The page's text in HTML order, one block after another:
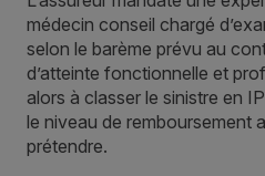
médecin conseil chargé
selon le barème prévu au
d’atteinte fonctionnelle et
alors à classer le sinistre en
le niveau de remboursement
prétendre.